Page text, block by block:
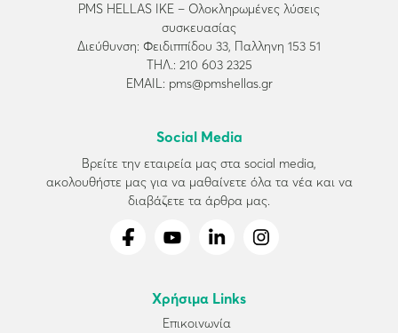
PMS HELLAS ΙΚΕ – Ολοκληρωμένες λύσεις
συσκευασίας
Διεύθυνση: Φειδιππίδου 33, Παλληνη 153 51
ΤΗΛ.: 210 603 2325
EMAIL: pms@pmshellas.gr
Social Media
Βρείτε την εταιρεία μας στα social media,
ακολουθήστε μας για να μαθαίνετε όλα τα νέα και να
διαβάζετε τα άρθρα μας.
Χρήσιμα Links
Επικοινωνία